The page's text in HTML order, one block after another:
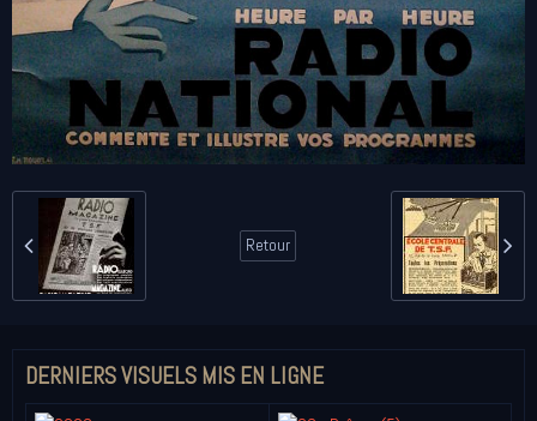
Retour
DERNIERS VISUELS MIS EN LIGNE